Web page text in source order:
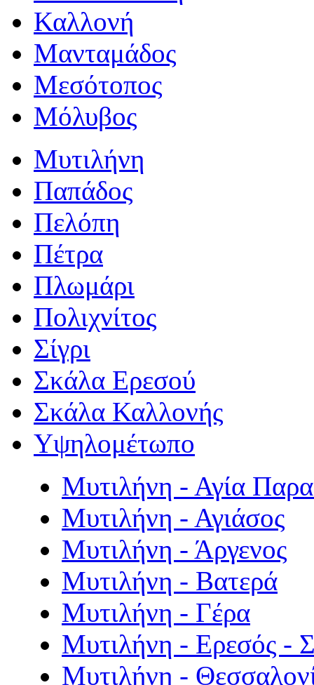
Καλλονή
Μανταμάδος
Μεσότοπος
Μόλυβος
Μυτιλήνη
Παπάδος
Πελόπη
Πέτρα
Πλωμάρι
Πολιχνίτος
Σίγρι
Σκάλα Ερεσού
Σκάλα Καλλονής
Υψηλομέτωπο
Μυτιλήνη - Αγία
Μυτιλήνη - Αγιάσος
Μυτιλήνη - Άργενος
Μυτιλήνη - Βατερά
Μυτιλήνη - Γέρα
Μυτιλήνη - Ερεσός -
Μυτιλήνη -